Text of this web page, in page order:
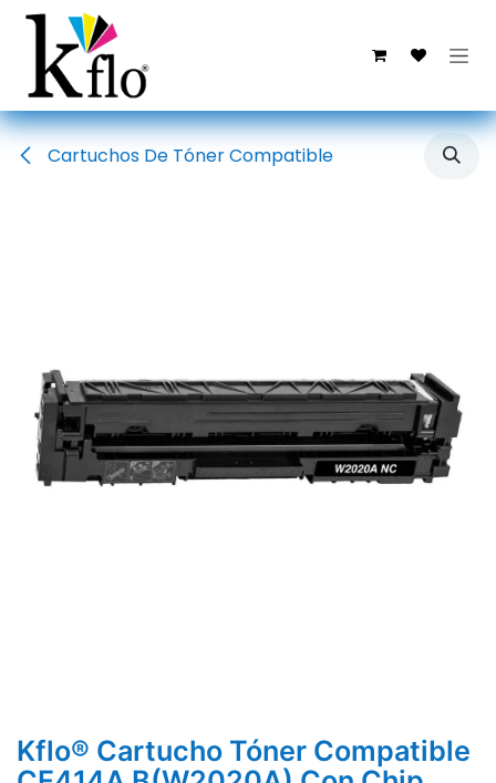
Ir al contenido
Cartuchos De Tóner Compatible
Kflo® Cartucho Tóner Compatible